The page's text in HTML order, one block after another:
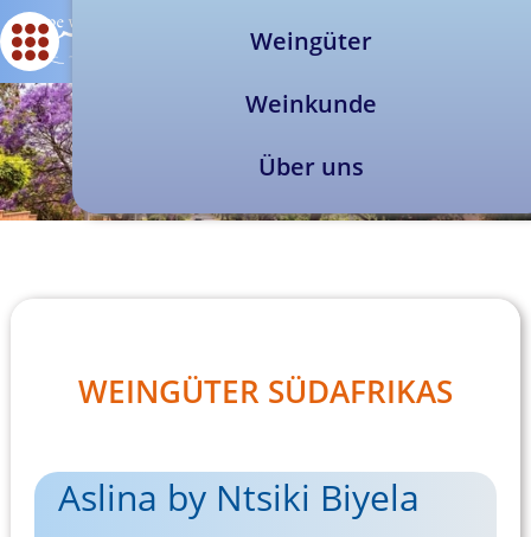
Weingüter
Weinkunde
Über uns
WEINGÜTER SÜDAFRIKAS
Aslina by Ntsiki Biyela